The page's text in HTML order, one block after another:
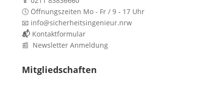
🕔 Öffnungszeiten Mo - Fr / 9 - 17 Uhr
📧 info@sicherheitsingenieur.nrw
📬 Kontaktformular
📰 Newsletter Anmeldung
Mitgliedschaften